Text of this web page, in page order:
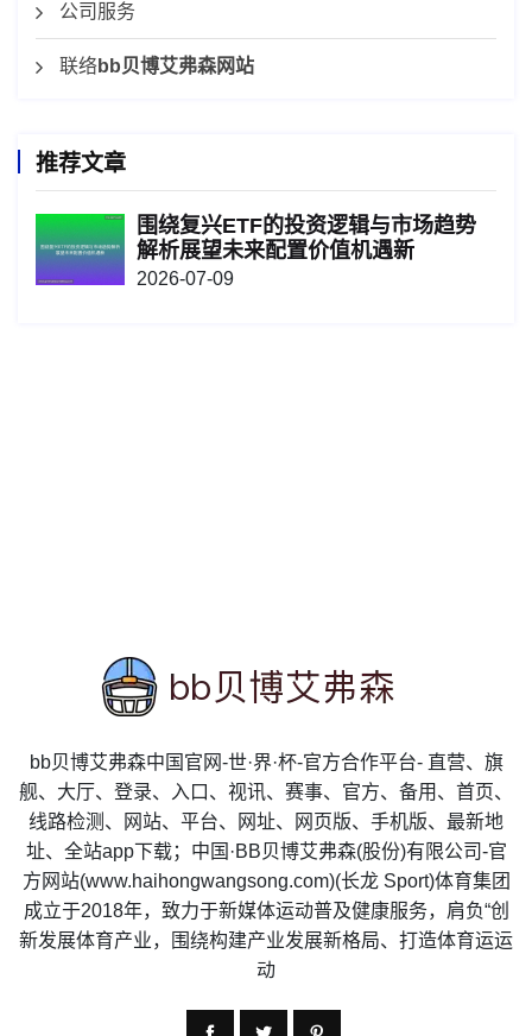
公司服务
联络bb贝博艾弗森网站
推荐文章
围绕复兴ETF的投资逻辑与市场趋势
解析展望未来配置价值机遇新
2026-07-09
bb贝博艾弗森中国官网-世·界·杯-官方合作平台- 直营、旗
舰、大厅、登录、入口、视讯、赛事、官方、备用、首页、
线路检测、网站、平台、网址、网页版、手机版、最新地
址、全站app下载；中国·BB贝博艾弗森(股份)有限公司-官
方网站(www.haihongwangsong.com)(长龙 Sport)体育集团
成立于2018年，致力于新媒体运动普及健康服务，肩负“创
新发展体育产业，围绕构建产业发展新格局、打造体育运运
动